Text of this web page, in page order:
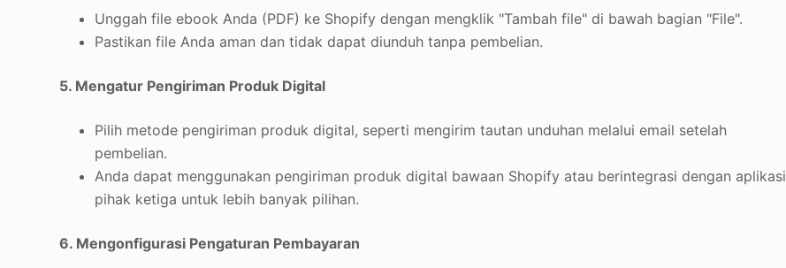
Unggah file ebook Anda (PDF) ke Shopify dengan mengklik "Tambah file" di bawah bagian "File".
Pastikan file Anda aman dan tidak dapat diunduh tanpa pembelian.
5. Mengatur Pengiriman Produk Digital
Pilih metode pengiriman produk digital, seperti mengirim tautan unduhan melalui email setelah
pembelian.
Anda dapat menggunakan pengiriman produk digital bawaan Shopify atau berintegrasi dengan aplikasi
pihak ketiga untuk lebih banyak pilihan.
6. Mengonfigurasi Pengaturan Pembayaran